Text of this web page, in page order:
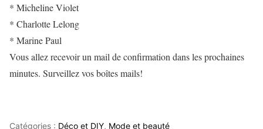
* Micheline Violet
* Charlotte Lelong
* Marine Paul
Vous allez recevoir un mail de confirmation dans les prochaines
minutes. Surveillez vos boîtes mails!
Catégories : Déco et DIY, Mode et beauté